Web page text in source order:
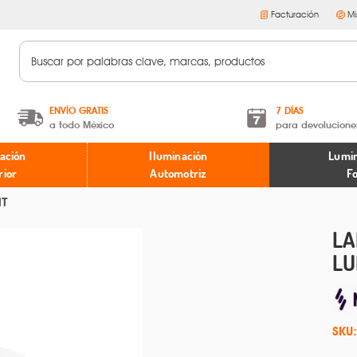
Facturación
ENVÍO GRATIS
a todo México
A partir de $599 MXN.
* Aplican restricciones
7 DÍAS
para
Términos y condiciones
Políticas de devoluciones
Iluminación
Automotriz
SKU: